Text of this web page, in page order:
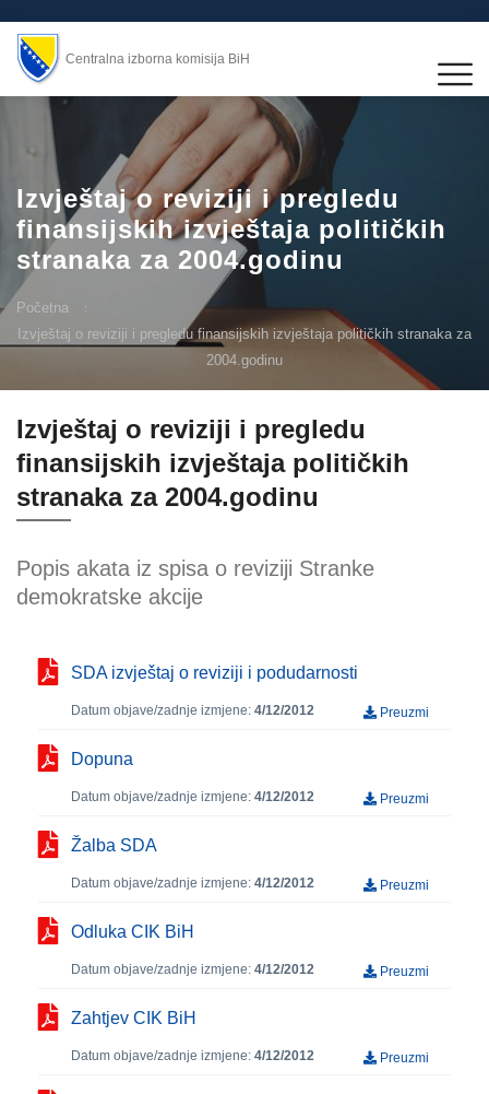
Centralna izborna komisija BiH
Izvještaj o reviziji i pregledu
finansijskih izvještaja političkih
stranaka za 2004.godinu
Početna
Izvještaj o reviziji i pregledu finansijskih izvještaja političkih stranaka za
2004.godinu
Izvještaj o reviziji i pregledu
finansijskih izvještaja političkih
stranaka za 2004.godinu
Popis akata iz spisa o reviziji Stranke
demokratske akcije
SDA izvještaj o reviziji i podudarnosti
Datum objave/zadnje izmjene: 4/12/2012 Preuzmi
Dopuna
Datum objave/zadnje izmjene: 4/12/2012 Preuzmi
Žalba SDA
Datum objave/zadnje izmjene: 4/12/2012 Preuzmi
Odluka CIK BiH
Datum objave/zadnje izmjene: 4/12/2012 Preuzmi
Zahtjev CIK BiH
Datum objave/zadnje izmjene: 4/12/2012 Preuzmi